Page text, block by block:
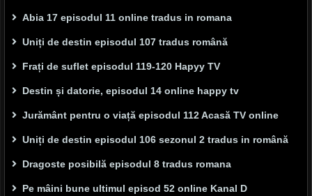
Abia 17 episodul 11 online tradus in romana
Uniți de destin episodul 107 tradus română
Frați de suflet episodul 119-120 Hapyy TV
Destin și datorie, episodul 14 online happy tv
Jurământ pentru o viață episodul 112 Acasă TV online
Uniți de destin episodul 106 sezonul 2 tradus in română
Dragoste posibilă episodul 8 tradus romana
Pe mâini bune ultimul episod 52 online Kanal D